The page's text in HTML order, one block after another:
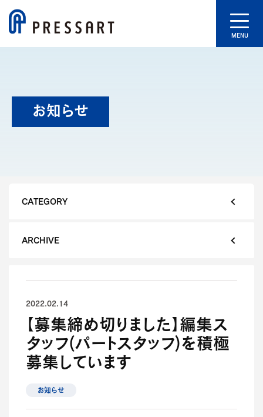
MENU
お知らせ
CATEGORY
ARCHIVE
2022.02.14
【募集締め切りました】編集ス
タッフ(パートスタッフ)を積極
募集しています
お知らせ